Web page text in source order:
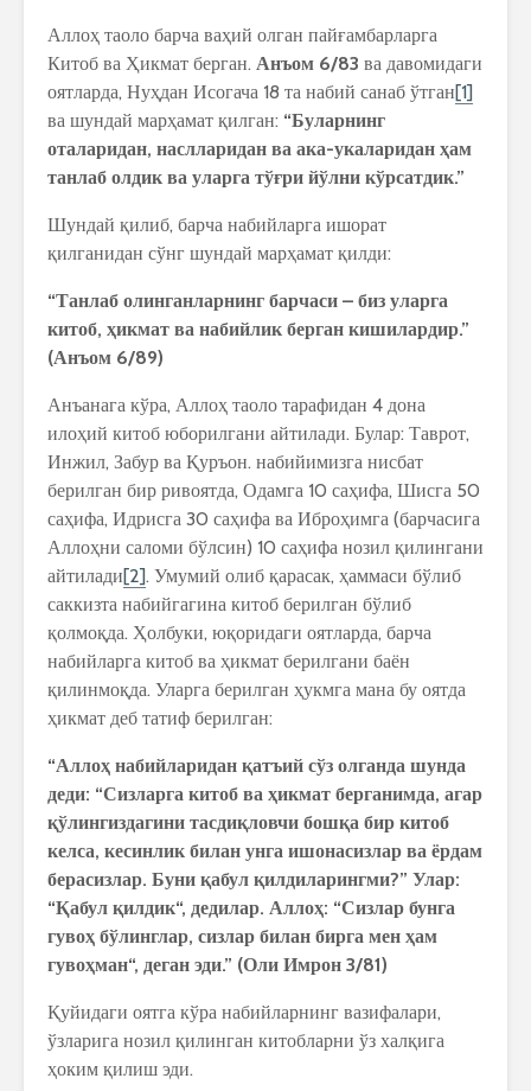
Аллоҳ таоло барча ваҳий олган пайғамбарларга
Китоб ва Ҳикмат берган. Анъом 6/83 ва давомидаги
оятларда, Нуҳдан Исогача 18 та набий санаб ўтган[1]
ва шундай марҳамат қилган: “Буларнинг
оталаридан, наслларидан ва ака-укаларидан ҳам
танлаб олдик ва уларга тўғри йўлни кўрсатдик.”
Шундай қилиб, барча набийларга ишорат
қилганидан сўнг шундай марҳамат қилди:
“Танлаб олинганларнинг барчаси – биз уларга
китоб, ҳикмат ва набийлик берган кишилардир.”
(Анъом 6/89)
Анъанага кўра, Аллоҳ таоло тарафидан 4 дона
илоҳий китоб юборилгани айтилади. Булар: Таврот,
Инжил, Забур ва Қуръон. набийимизга нисбат
берилган бир ривоятда, Одамга 10 саҳифа, Шисга 50
саҳифа, Идрисга 30 саҳифа ва Иброҳимга (барчасига
Аллоҳни саломи бўлсин) 10 саҳифа нозил қилингани
айтилади[2]. Умумий олиб қарасак, ҳаммаси бўлиб
саккизта набийгагина китоб берилган бўлиб
қолмоқда. Ҳолбуки, юқоридаги оятларда, барча
набийларга китоб ва ҳикмат берилгани баён
қилинмоқда. Уларга берилган ҳукмга мана бу оятда
ҳикмат деб татиф берилган:
“Аллоҳ набийларидан қатъий сўз олганда шунда
деди: “Сизларга китоб ва ҳикмат берганимда, агар
қўлингиздагини тасдиқловчи бошқа бир китоб
келса, кесинлик билан унга ишонасизлар ва ёрдам
берасизлар. Буни қабул қилдиларингми?” Улар:
“Қабул қилдик“, дедилар. Аллоҳ: “Сизлар бунга
гувоҳ бўлинглар, сизлар билан бирга мен ҳам
гувоҳман“, деган эди.” (Оли Имрон 3/81)
Қуйидаги оятга кўра набийларнинг вазифалари,
ўзларига нозил қилинган китобларни ўз халқига
ҳоким қилиш эди.